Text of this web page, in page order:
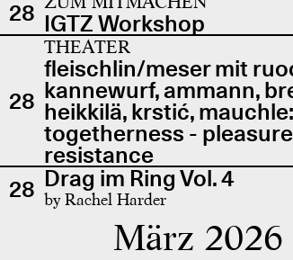
28 IGTZ Workshop
28
THEATER
fleischlin/meser mit
kannewurf, ammann,
heikkilä, krstić, mauchle:
togetherness -
resistance
28 Drag im Ring Vol. 4
by Rachel Harder
März 2026